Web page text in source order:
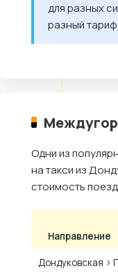
для разных
разный
Одни из
на такси из
стоимость
Направление
Дондуковская ›